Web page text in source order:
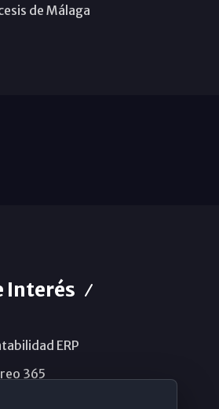
de Málaga
Interés
ERP
365